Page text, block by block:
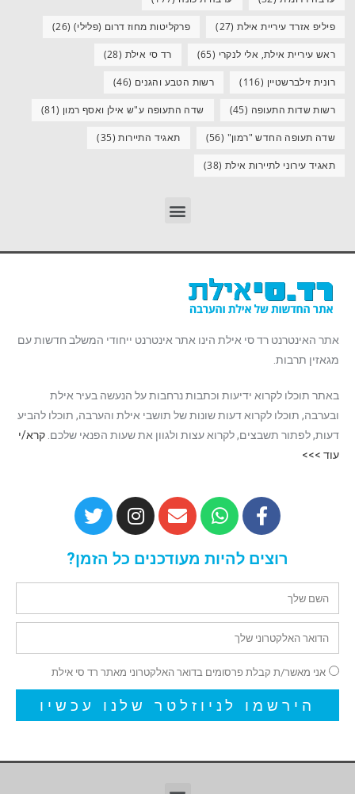
פיליפ אזרד עיריית אילת(27) פרקליטות מחוז דרום (פלילי) (26)
ראש עיריית אילת, אלי לנקרי (65) רד סי אילת (28)
רונית זילברשטיין (116) רשות הטבע והגנים (46)
רשות שדות התעופה (45) שדה התעופה ע"ש אילן ואסף רמון (81)
שדה תעופה החדש "רמון" (56) תאגיד התיירות(35)
תאגיד עירוני לתיירות אילת (38)
אתר האינטרנט רד סי אילת הינו אתר אינטרנט ייחודי המשלב חדשות עם
מגאזין תרבות.
באתר תוכלו לקרוא ידיעות וכתבות נרחבות על הנעשה בעיר אילת
ובערבה, תוכלו לקרוא דעות שונות של תושבי אילת והערבה, תוכלו להביע
דעות, לפתור תשבצים, לקרוא עצות ולגוון את שעות הפנאי שלכם. קרא/י
עוד >>>
רוצים להיות מעודכנים כל הזמן?
אני מאשר/ת קבלת פרסומים בדואר האלקטרוני מאתר רד סי אילת
הירשמו לניוזלטר שלנו עכשיו